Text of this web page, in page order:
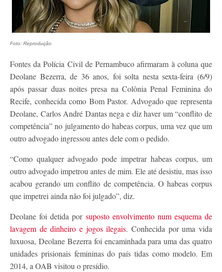
Foto: Reprodução
Fontes da Polícia Civil de Pernambuco afirmaram à coluna que
Deolane Bezerra, de 36 anos, foi solta nesta sexta-feira (6/9)
após passar duas noites presa na Colônia Penal Feminina do
Recife, conhecida como Bom Pastor. Advogado que representa
Deolane, Carlos André Dantas nega e diz haver um “conflito de
competência” no julgamento do habeas corpus, uma vez que um
outro advogado ingressou antes dele com o pedido.
“Como qualquer advogado pode impetrar habeas corpus, um
outro advogado impetrou antes de mim. Ele até desistiu, mas isso
acabou gerando um conflito de competência. O habeas corpus
que impetrei ainda não foi julgado”, diz.
Deolane foi detida por suposto envolvimento num esquema de
lavagem de dinheiro e jogos ilegais. Conhecida por uma vida
luxuosa, Deolane Bezerra foi encaminhada para uma das quatro
unidades prisionais femininas do país tidas como modelo. Em
2014, a OAB visitou o presídio.